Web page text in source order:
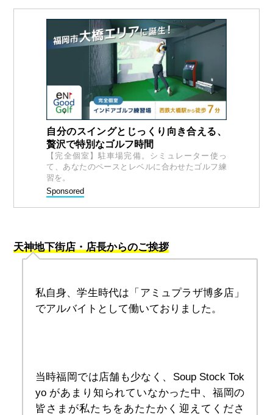
自分のスイングとじっくり向き合える、
贅沢で特別なゴルフ時間
【完全個室】駐車場完備。シミュレーター使っ
て、あなたのペースとレベルに合わせたゴルフ練
習を。
Sponsored
天神地下街店・店長からのご挨拶
私自身、学生時代は「アミュプラザ博多店」
でアルバイトとして働いておりました。
当時福岡では店舗も少なく、Soup Stock Tok
yo があまり知られていなかった中、福岡の
皆さまが私たちをあたたかく迎えてくださ